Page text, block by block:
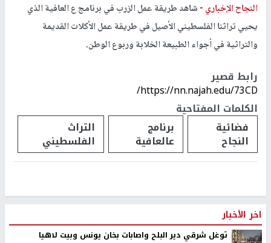
النجاح الإخباري -شاهد طريقة عمل الزرب في برنامج ع العافية الذي
يحيي تراثنا الفلسطيني الأصيل في طريقة عمل الأكلات القديمة
والتراثية في أجواء الطبيعة الخلابة وربوع الوطن.
رابط قصير
https://nn.najah.edu/73CD/
الكلمات المفتاحية
فضائية
النجاح
برنامج
عالعافية
التراث
الفلسطيني
اخر الأخبار
توغل شرقي دير البلح واصابات بخان يونس وبيت لاهيا